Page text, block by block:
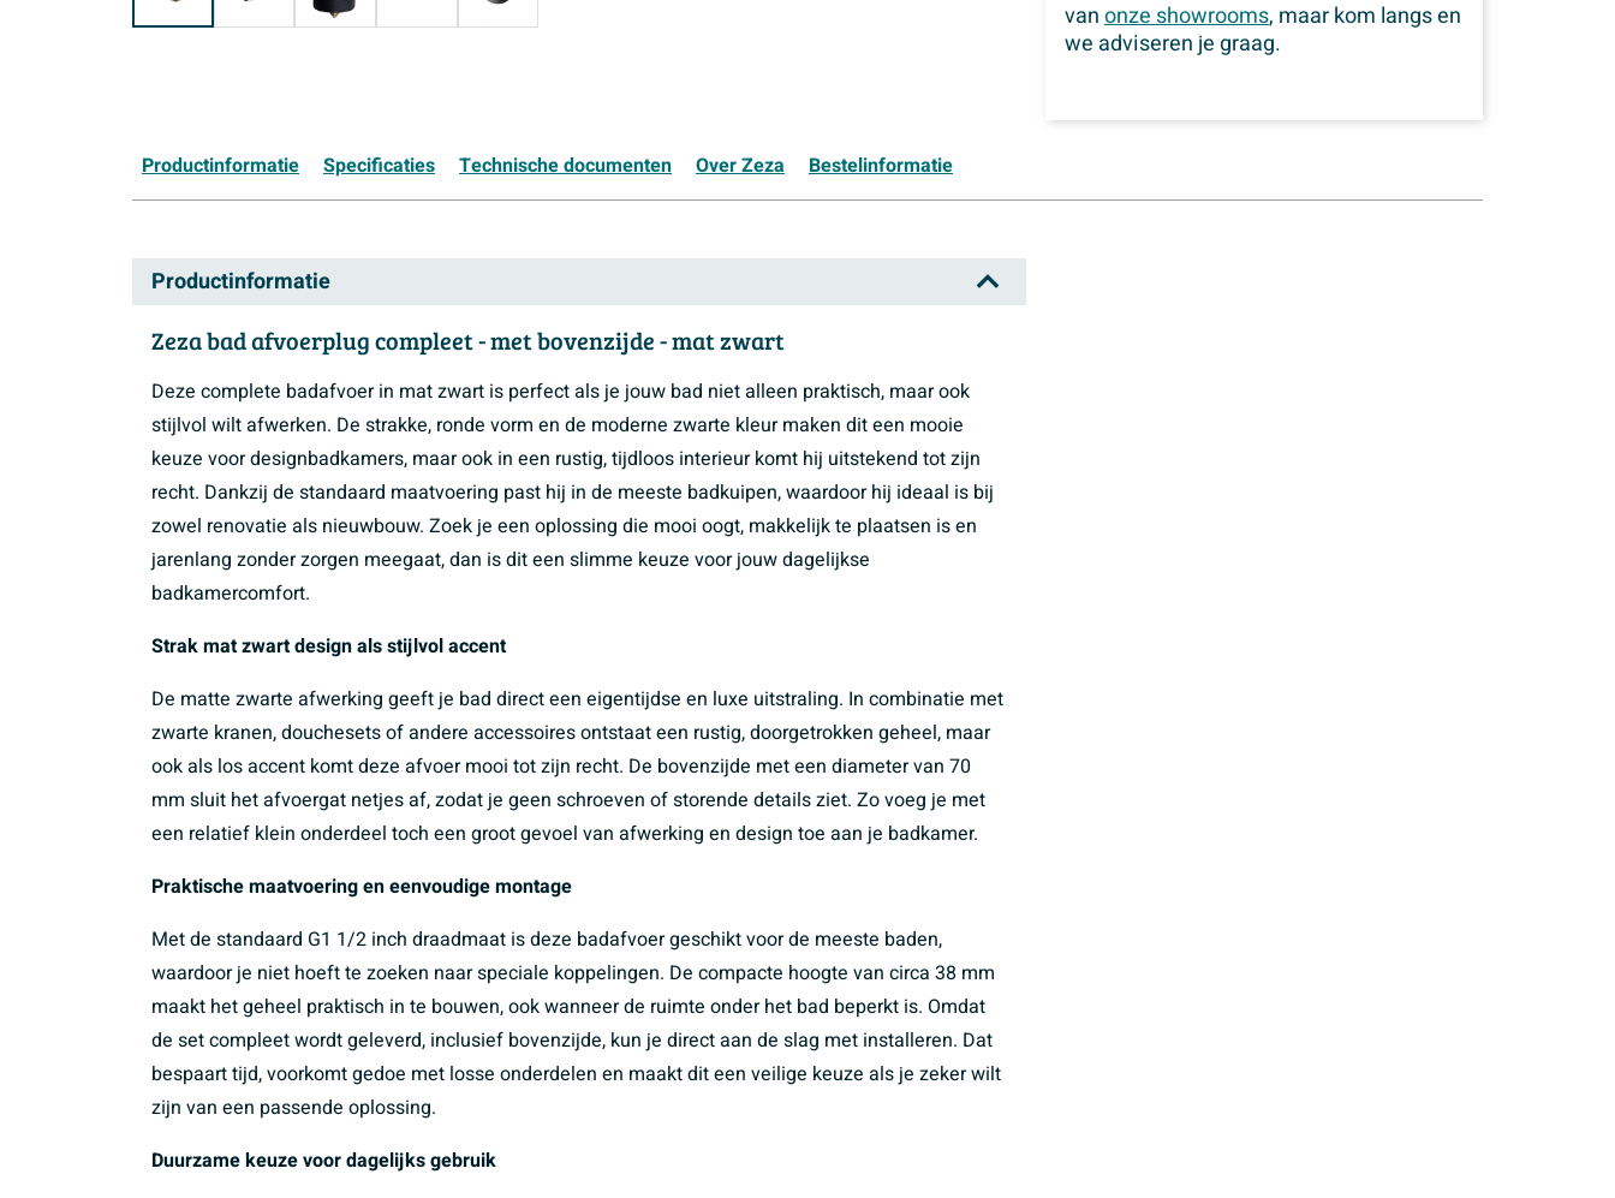
vanonze showrooms, maar kom langs en
we adviseren je graag.
Productinformatie Specificaties Technische documenten Over Zeza Bestelinformatie
Productinformatie
Zeza bad afvoerplug compleet - met bovenzijde - mat zwart
Deze complete badafvoer in mat zwart is perfect als je jouw bad niet alleen praktisch, maar ook
stijlvol wilt afwerken. De strakke, ronde vorm en de moderne zwarte kleur maken dit een mooie
keuze voor designbadkamers, maar ook in een rustig, tijdloos interieur komt hij uitstekend tot zijn
recht. Dankzij de standaard maatvoering past hij in de meeste badkuipen, waardoor hij ideaal is bij
zowel renovatie als nieuwbouw. Zoek je een oplossing die mooi oogt, makkelijk te plaatsen is en
jarenlang zonder zorgen meegaat, dan is dit een slimme keuze voor jouw dagelijkse
badkamercomfort.
Strak mat zwart design als stijlvol accent
De matte zwarte afwerking geeft je bad direct een eigentijdse en luxe uitstraling. In combinatie met
zwarte kranen, douchesets of andere accessoires ontstaat een rustig, doorgetrokken geheel, maar
ook als los accent komt deze afvoer mooi tot zijn recht. De bovenzijde met een diameter van 70
mm sluit het afvoergat netjes af, zodat je geen schroeven of storende details ziet. Zo voeg je met
een relatief klein onderdeel toch een groot gevoel van afwerking en design toe aan je badkamer.
Praktische maatvoering en eenvoudige montage
Met de standaard G1 1/2 inch draadmaat is deze badafvoer geschikt voor de meeste baden,
waardoor je niet hoeft te zoeken naar speciale koppelingen. De compacte hoogte van circa 38 mm
maakt het geheel praktisch in te bouwen, ook wanneer de ruimte onder het bad beperkt is. Omdat
de set compleet wordt geleverd, inclusief bovenzijde, kun je direct aan de slag met installeren. Dat
bespaart tijd, voorkomt gedoe met losse onderdelen en maakt dit een veilige keuze als je zeker wilt
zijn van een passende oplossing.
Duurzame keuze voor dagelijks gebruik